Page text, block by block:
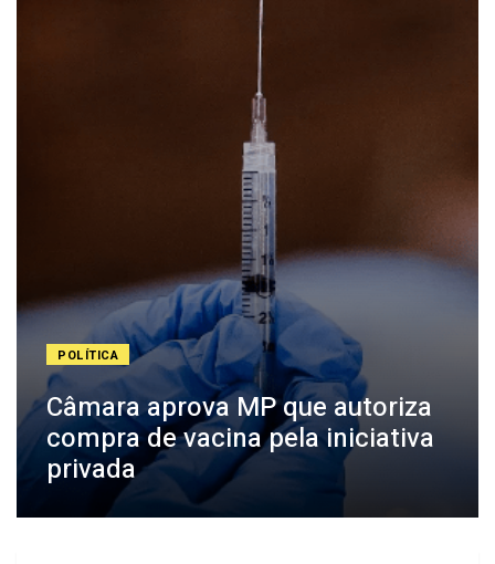
POLÍTICA
Câmara aprova MP que autoriza
compra de vacina pela iniciativa
privada